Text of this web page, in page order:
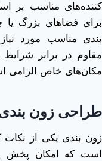
‌کننده‌های مناسب بر
برای فضاهای بزرگ یا
‌بندی مناسب مورد
مقاوم در برابر
مکان‌های خاص الزامی
طراحی زون‌
زون‌ بندی یکی از
است که امکان پخش